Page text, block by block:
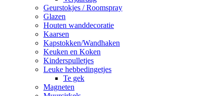
Geurstokjes / Roomspray
Glazen
Houten wanddecoratie
Kaarsen
Kapstokken/Wandhaken
Keuken en Koken
Kinderspulletjes
Leuke hebbedingetjes
Te gek
Magneten